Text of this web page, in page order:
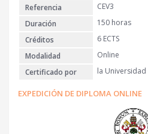
Referencia
CEV3
Duración
150 horas
Créditos
6 ECTS
Modalidad
Online
Certificado por
la
EXPEDICIÓN DE DIPLOMA ONLINE